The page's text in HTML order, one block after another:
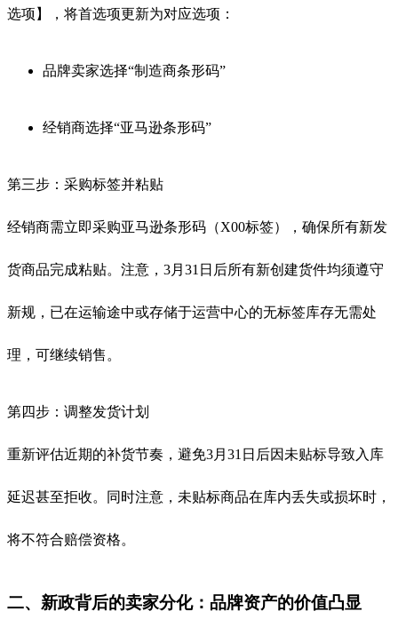
选项】，将首选项更新为对应选项：
品牌卖家选择“制造商条形码”
经销商选择“亚马逊条形码”
第三步：采购标签并粘贴
经销商需立即采购亚马逊条形码（X00标签），确保所有新发
货商品完成粘贴。注意，3月31日后所有新创建货件均须遵守
新规，已在运输途中或存储于运营中心的无标签库存无需处
理，可继续销售。
第四步：调整发货计划
重新评估近期的补货节奏，避免3月31日后因未贴标导致入库
延迟甚至拒收。同时注意，未贴标商品在库内丢失或损坏时，
将不符合赔偿资格。
二、新政背后的卖家分化：品牌资产的价值凸显